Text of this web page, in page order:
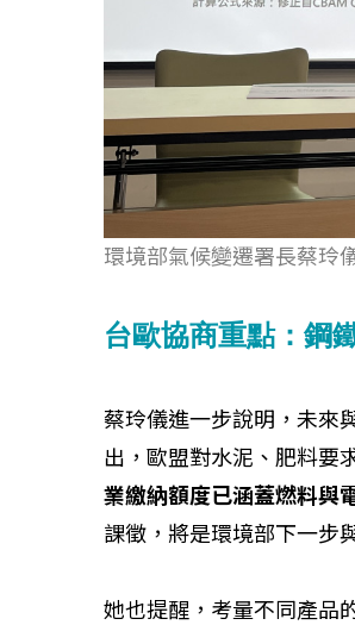
環境部氣候變遷署長蔡玲
台歐協商重點：鋼
蔡玲儀進一步說明，未來
出，歐盟對水泥、肥料要
業繳納額度已涵蓋燃料與
課徵，將是環境部下一步
她也提醒，考量不同產品